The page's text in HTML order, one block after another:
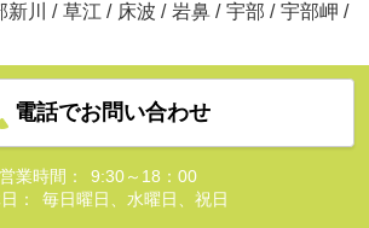
川 / 草江 / 床波 / 岩鼻 / 宇部 / 宇部岬 /
電話でお問い合わせ
営業時間：
9:30～18：00
：
毎日曜日、水曜日、祝日